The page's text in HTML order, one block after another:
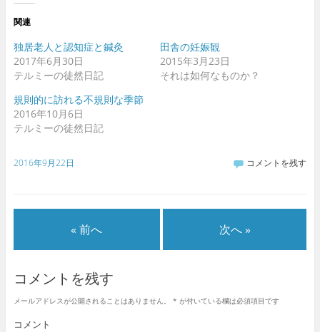
関連
独居老人と認知症と鍼灸
2017年6月30日
テルミーの徒然日記
田舎の妊娠観
2015年3月23日
それは如何なものか？
規則的に訪れる不規則な季節
2016年10月6日
テルミーの徒然日記
2016年9月22日 コメントを残す
« 前へ 次へ »
コメントを残す
メールアドレスが公開されることはありません。 * が付いている欄は必須項目です
コメント